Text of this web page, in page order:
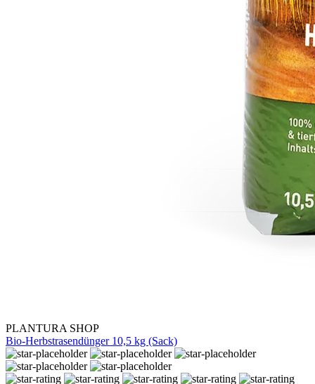
PLANTURA SHOP
Bio-Herbstrasendünger 10,5 kg (Sack)